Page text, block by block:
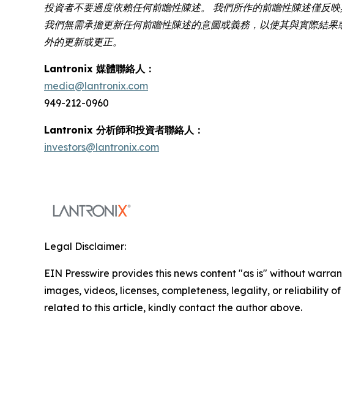
投資者不要過度依賴任何前瞻性陳述。 我們所作的前瞻性陳述僅
我們無需承擔更新任何前瞻性陳述的意圖或義務，以使其與實際結
外的更新或更正。
Lantronix 媒體聯絡人：
media@lantronix.com
949-212-0960
Lantronix 分析師和投資者聯絡人：
investors@lantronix.com
Legal Disclaimer:
EIN Presswire provides this news content "as is" without
images, videos, licenses, completeness, legality, or reliability
related to this article, kindly contact the author above.